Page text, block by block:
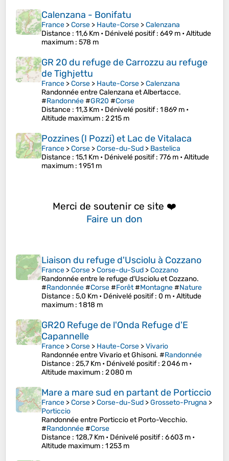
Calenzana - Bonifatu
France >Corse > Haute-Corse >Calenzana
Distance : 11,6 Km • Dénivelé positif: 649 m •Altitude
maximum : 578 m
GR 20 du refuge de Carrozzu au refuge
de Tighjettu
France >Corse > Haute-Corse >Calenzana
Randonnée entre Calenzana et Albertacce.
#Randonnée#GR20 #Corse
Distance : 11,3 Km • Dénivelé positif: 1 869 m •
Altitude maximum : 2 215 m
Pozzines (I Pozzi) et Lac de Vitalaca
France >Corse >Corse-du-Sud > Bastelica
Distance : 15,1 Km • Dénivelé positif: 776 m •Altitude
maximum : 1 951 m
Merci de soutenir ce site ❤️
Faire un don
Liaison du refuge d'Usciolu à Cozzano
France >Corse >Corse-du-Sud >Cozzano
Randonnée entre le refuge d'Usciolu et Cozzano.
#Randonnée#Corse#Forêt#Montagne#Nature
Distance : 5,0 Km • Dénivelé positif: 0 m •Altitude
maximum : 1 818 m
GR20 Refuge de l'Onda Refuge d'E
Capannelle
France >Corse > Haute-Corse >Vivario
Randonnée entre Vivario et Ghisoni. #Randonnée
Distance : 25,7 Km • Dénivelé positif: 2 046 m •
Altitude maximum : 2 080 m
Mare a mare sud en partant de Porticcio
France >Corse >Corse-du-Sud >Grosseto-Prugna >
Porticcio
Randonnée entre Porticcio et Porto-Vecchio.
#Randonnée#Corse
Distance : 128,7 Km • Dénivelé positif: 6 603 m •
Altitude maximum : 1 253 m